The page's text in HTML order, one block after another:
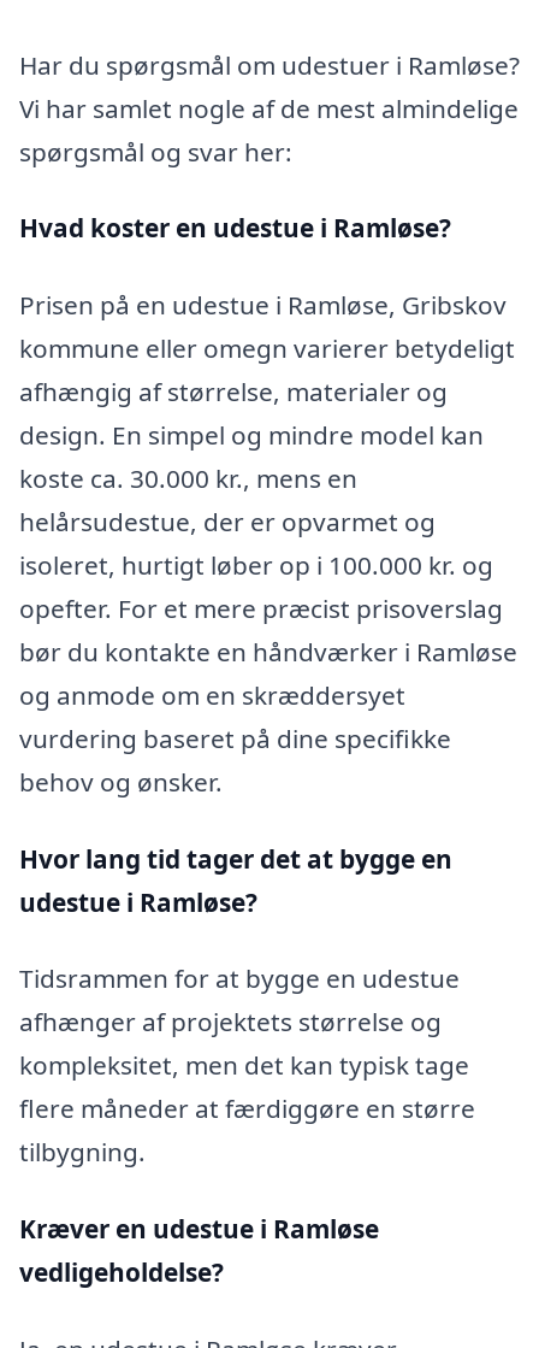
Har du spørgsmål om udestuer i Ramløse?
Vi har samlet nogle af de mest almindelige
spørgsmål og svar her:
Hvad koster en udestue i Ramløse?
Prisen på en udestue i Ramløse, Gribskov
kommune eller omegn varierer betydeligt
afhængig af størrelse, materialer og
design. En simpel og mindre model kan
koste ca. 30.000 kr., mens en
helårsudestue, der er opvarmet og
isoleret, hurtigt løber op i 100.000 kr. og
opefter. For et mere præcist prisoverslag
bør du kontakte en håndværker i Ramløse
og anmode om en skræddersyet
vurdering baseret på dine specifikke
behov og ønsker.
Hvor lang tid tager det at bygge en
udestue i Ramløse?
Tidsrammen for at bygge en udestue
afhænger af projektets størrelse og
kompleksitet, men det kan typisk tage
flere måneder at færdiggøre en større
tilbygning.
Kræver en udestue i Ramløse
vedligeholdelse?